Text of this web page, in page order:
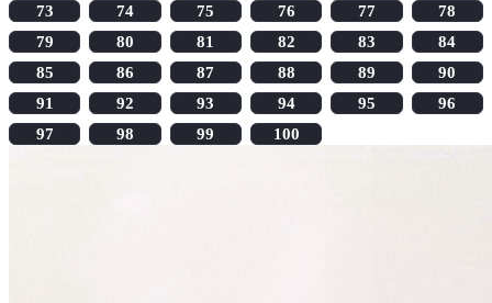
73
74 75 76 77
78
79
80 81 82 83
84
85
86 87 88 89
90
91
92 93 94 95
96
97
98 99 100